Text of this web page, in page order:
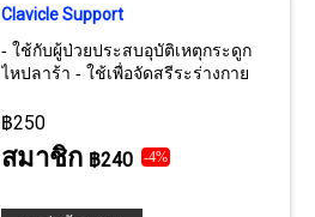
Clavicle Support
- ใช้กับผู้ป่วยประสบอุบัติเหตุกระดูก
ไหปลาร้า - ใช้เพื่อจัดสรีระร่างกาย
฿250
สมาชิก ฿240 -4%